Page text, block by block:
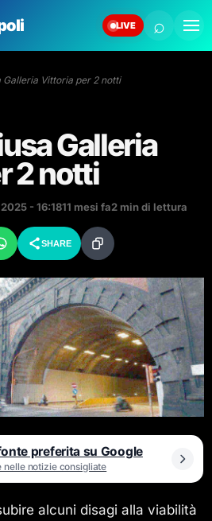
LIVE ⌕
Galleria Vittoria per 2 notti
Galleria
2 notti
- 16:1811 mesi fa2 min di lettura
SHARE
preferita su Google
nelle notizie consigliate
alcuni disagi alla viabilità